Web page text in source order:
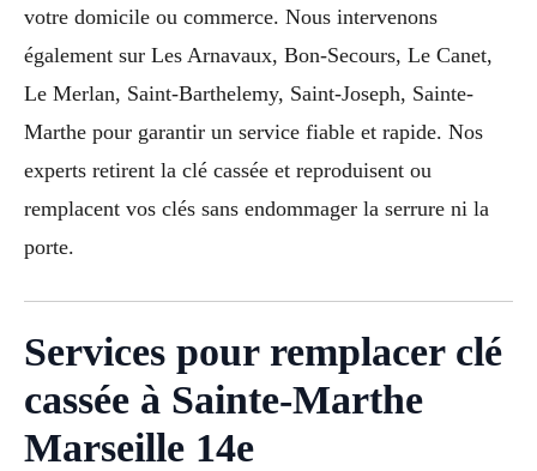
votre domicile ou commerce. Nous intervenons
également sur Les Arnavaux, Bon-Secours, Le Canet,
Le Merlan, Saint-Barthelemy, Saint-Joseph, Sainte-
Marthe pour garantir un service fiable et rapide. Nos
experts retirent la clé cassée et reproduisent ou
remplacent vos clés sans endommager la serrure ni la
porte.
Services pour remplacer clé
cassée à Sainte-Marthe
Marseille 14e